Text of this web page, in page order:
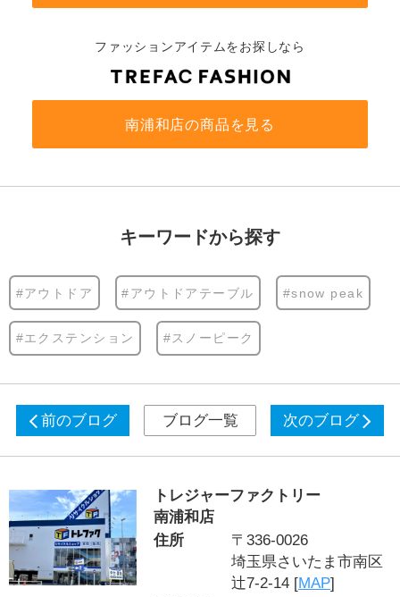
ファッションアイテムをお探しなら
南浦和店の商品を見る
キーワードから探す
#アウトドア #アウトドアテーブル #snow peak
#エクステンション #スノーピーク
前のブログ ブログ一覧 次のブログ
トレジャーファクトリー
南浦和店
住所
〒336-0026
埼玉県さいたま市南区
辻7-2-14 [MAP]